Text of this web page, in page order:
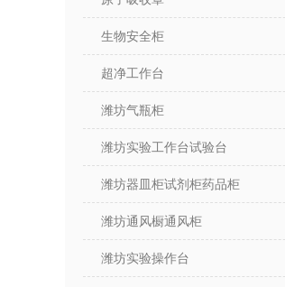
生物安全柜
超净工作台
潍坊气瓶柜
潍坊实验工作台试验台
潍坊器皿柜试剂柜药品柜
潍坊通风橱通风柜
潍坊实验操作台